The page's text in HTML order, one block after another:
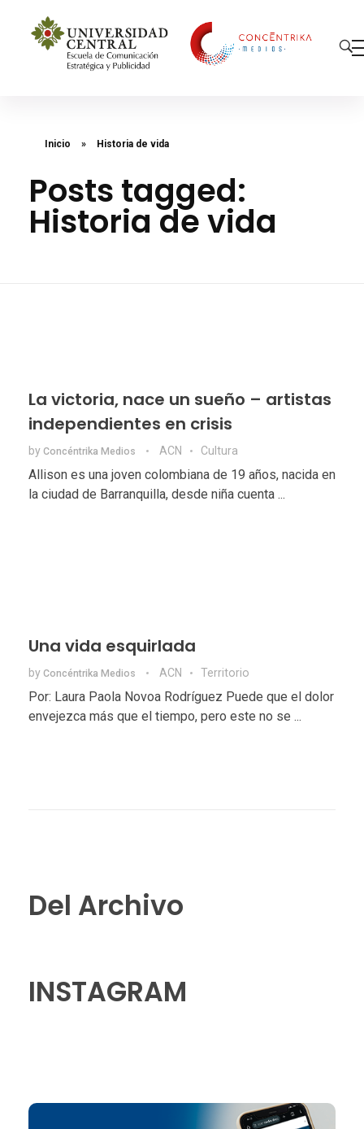
Inicio » Historia de vida
Posts tagged:
Historia de vida
La victoria, nace un sueño – artistas
independientes en crisis
by Concéntrika Medios ACN Cultura
Allison es una joven colombiana de 19 años, nacida en
la ciudad de Barranquilla, desde niña cuenta ...
Una vida esquirlada
by Concéntrika Medios ACN Territorio
Por: Laura Paola Novoa Rodríguez Puede que el dolor
envejezca más que el tiempo, pero este no se ...
Del Archivo
INSTAGRAM